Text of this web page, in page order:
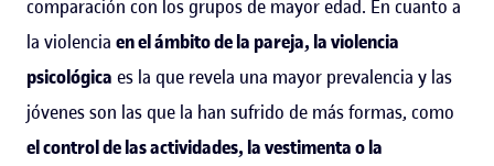
comparación con los grupos de mayor edad. En cuanto a
la violencia en el ámbito de la pareja, la violencia
psicológica es la que revela una mayor prevalencia y las
jóvenes son las que la han sufrido de más formas, como
el control de las actividades, la vestimenta o la